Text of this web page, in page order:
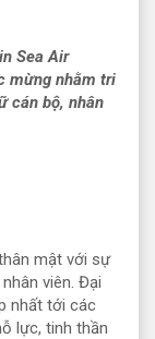
Sea Air
mừng nhằm tri
cán bộ, nhân
mật với sự
viên. Đại
nhất tới các
lực, tinh thần